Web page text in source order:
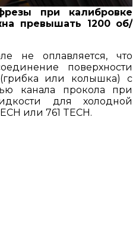
при калибровке
превышать 1200 об/
не оплавляется, что
поверхности
или колышка) с
канала прокола при
для холодной
или 761 TECH.